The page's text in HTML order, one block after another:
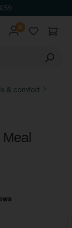
Je hebt
& comfort